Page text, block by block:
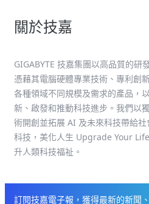
關於技嘉
GIGABYTE 技嘉集團以高品質的研
憑藉其電腦硬體專業技術、專利創
各種領域不同規模及需求的產品，
新、啟發和推動科技進步。我們以
術開創並拓展 AI 及未來科技帶給
科技，美化人生 Upgrade Your
升人類科技福祉。
訂閱技嘉電子報，獲得最新的新聞